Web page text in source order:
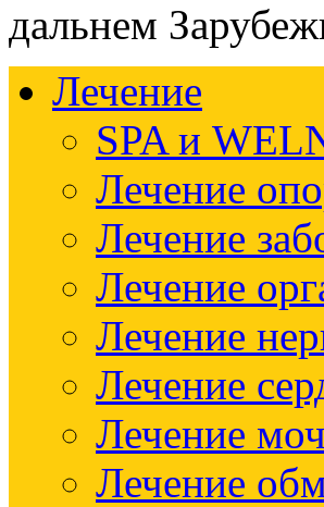
дальнем
Лечение
SPA и
Лечение
Лечение
Лечение
Лечение
Лечение
Лечение
Лечение